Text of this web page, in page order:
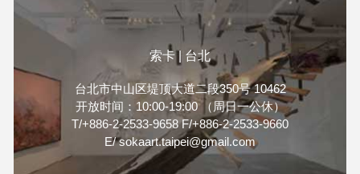
索卡 | 台北
台北市中山区堤顶大道二段350号 10462
开放时间：10:00-19:00 （周日一公休）
T/+886-2-2533-9658 F/+886-2-2533-9660
E/ sokaart.taipei@gmail.com